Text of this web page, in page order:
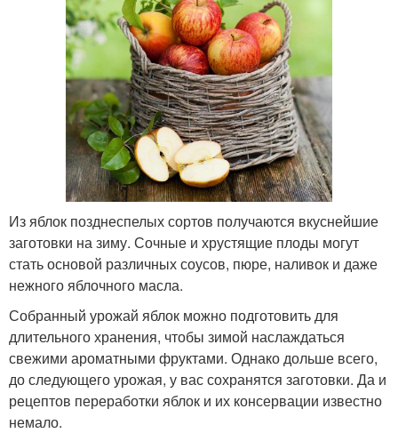
Из яблок позднеспелых сортов получаются вкуснейшие
заготовки на зиму. Сочные и хрустящие плоды могут
стать основой различных соусов, пюре, наливок и даже
нежного яблочного масла.
Собранный урожай яблок можно подготовить для
длительного хранения, чтобы зимой наслаждаться
свежими ароматными фруктами. Однако дольше всего,
до следующего урожая, у вас сохранятся заготовки. Да и
рецептов переработки яблок и их консервации известно
немало.